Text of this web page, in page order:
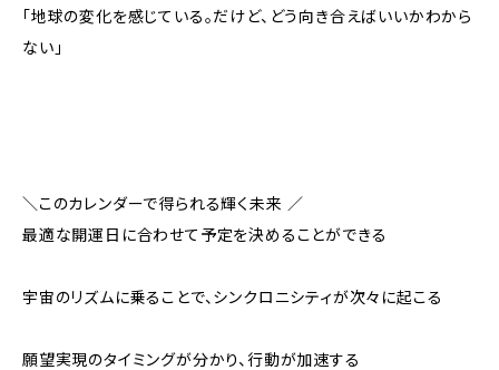
「地球の変化を感じている。だけど、どう向き合えばいいかわから
ない」
＼このカレンダーで得られる輝く未来 ／
最適な開運日に合わせて予定を決めることができる
宇宙のリズムに乗ることで、シンクロニシティが次々に起こる
願望実現のタイミングが分かり、行動が加速する